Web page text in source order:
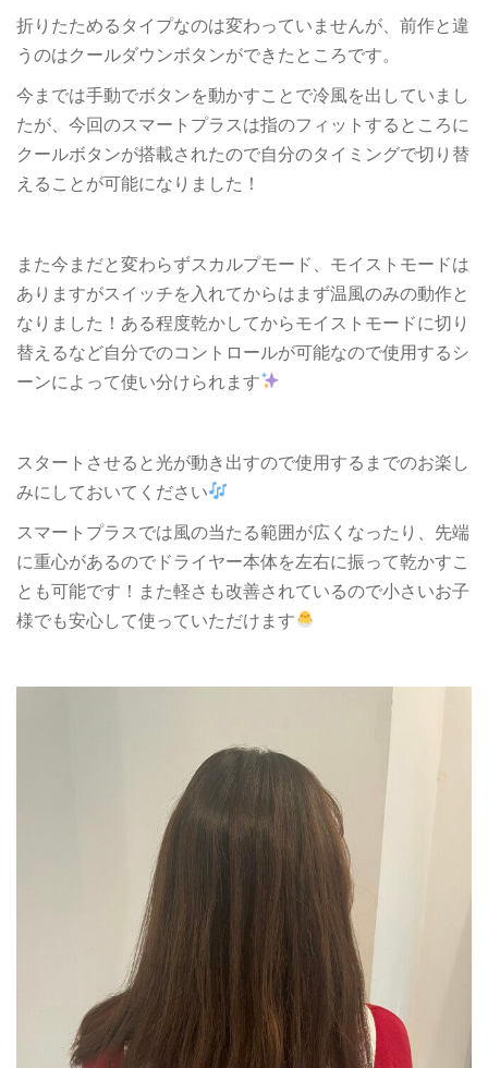
折りたためるタイプなのは変わっていませんが、前作と違
うのはクールダウンボタンができたところです。
今までは手動でボタンを動かすことで冷風を出していまし
たが、今回のスマートプラスは指のフィットするところに
クールボタンが搭載されたので自分のタイミングで切り替
えることが可能になりました！
また今まだと変わらずスカルプモード、モイストモードは
ありますがスイッチを入れてからはまず温風のみの動作と
なりました！ある程度乾かしてからモイストモードに切り
替えるなど自分でのコントロールが可能なので使用するシ
ーンによって使い分けられます
スタートさせると光が動き出すので使用するまでのお楽し
みにしておいてください
スマートプラスでは風の当たる範囲が広くなったり、先端
に重心があるのでドライヤー本体を左右に振って乾かすこ
とも可能です！また軽さも改善されているので小さいお子
様でも安心して使っていただけます